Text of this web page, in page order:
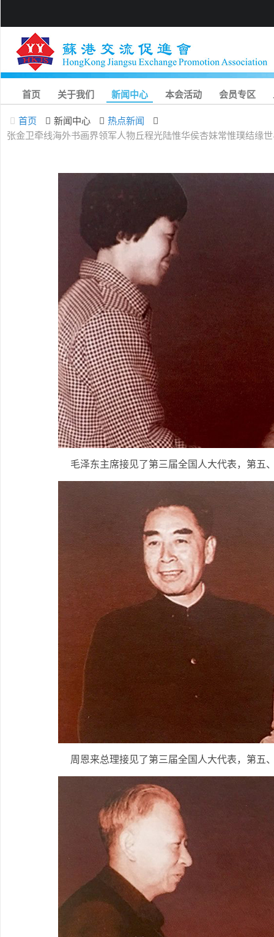
首页 关于我们 新闻中心 本会活动 会员专区
首页 新闻中心
热点新闻
张金卫牵线海外书画界领军人物丘程光陆惟华侯杏妹常惟璞结缘
毛泽东主席接见了第三届全国人大代表，第五
周恩来总理接见了第三届全国人大代表，第五